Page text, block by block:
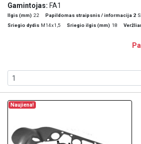
Gamintojas: FA1
Ilgis (mm) 22 Papildomas straipsnis / informacija 2
Sriegio dydis M14x1,5 Sriegio ilgis (mm) 18
Naujiena!